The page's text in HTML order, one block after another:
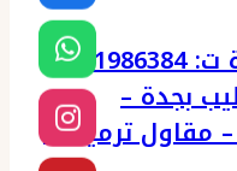
خدمات الترميم بجدة ت: 0501986384
بجدة –
مقاول ترميمات